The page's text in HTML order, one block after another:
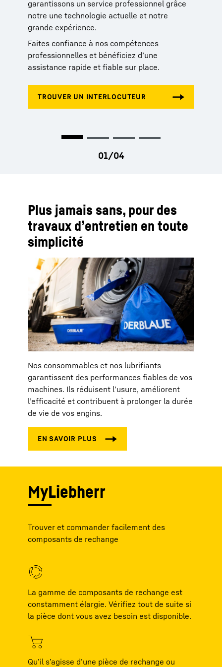
garantissons un service professionnel grâce
notre une technologie actuelle et notre
grande expérience.
Faites confiance à nos compétences
professionnelles et bénéficiez d’une
assistance rapide et fiable sur place.
directement depuis le service après-vente ou
la succursale de service locale.
cadre de concepts de formation continue.
Plus jamais sans, pour des
travaux d’entretien en toute
simplicité
Nos consommables et nos lubrifiants
garantissent des performances fiables de vos
machines. Ils réduisent l’usure, améliorent
l’efficacité et contribuent à prolonger la durée
de vie de vos engins.
MyLiebherr
Trouver et commander facilement des
composants de rechange
La gamme de composants de rechange est
constamment élargie. Vérifiez tout de suite si
la pièce dont vous avez besoin est disponible.
Qu’il s’agisse d’une pièce de rechange ou